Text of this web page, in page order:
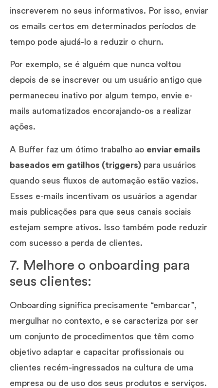
inscreverem no seus informativos. Por isso, enviar
os emails certos em determinados períodos de
tempo pode ajudá-lo a reduzir o churn.
Por exemplo, se é alguém que nunca voltou
depois de se inscrever ou um usuário antigo que
permaneceu inativo por algum tempo, envie e-
mails automatizados encorajando-os a realizar
ações.
A Buffer faz um ótimo trabalho ao enviar emails
baseados em gatilhos (triggers) para usuários
quando seus fluxos de automação estão vazios.
Esses e-mails incentivam os usuários a agendar
mais publicações para que seus canais sociais
estejam sempre ativos. Isso também pode reduzir
com sucesso a perda de clientes.
7. Melhore o onboarding para
seus clientes:
Onboarding significa precisamente “embarcar”,
mergulhar no contexto, e se caracteriza por ser
um conjunto de procedimentos que têm como
objetivo adaptar e capacitar profissionais ou
clientes recém-ingressados na cultura de uma
empresa ou de uso dos seus produtos e serviços.